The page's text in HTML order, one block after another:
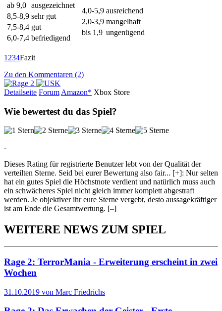
ab 9,0 ausgezeichnet
8,5-8,9 sehr gut
7,5-8,4 gut
6,0-7,4 befriedigend
4,0-5,9 ausreichend
2,0-3,9 mangelhaft
bis 1,9 ungenügend
1 234Fazit
Zu den Kommentaren (2)
Detailseite Forum Amazon* Xbox Store
Wie bewertest du das Spiel?
-
Dieses Rating für registrierte Benutzer lebt von der Qualität der
verteilten Sterne. Seid bei eurer Bewertung also fair... [+]: Nur selten
hat ein gutes Spiel die Höchstnote verdient und natürlich muss auch
ein schwächeres Spiel nicht gleich immer komplett abgestraft
werden. Je objektiver ihr eure Sterne vergebt, desto aussagekräftiger
ist am Ende die Gesamtwertung. [–]
WEITERE NEWS ZUM SPIEL
Rage 2: TerrorMania - Erweiterung erscheint in zwei
Wochen
31.10.2019 von Marc Friedrichs